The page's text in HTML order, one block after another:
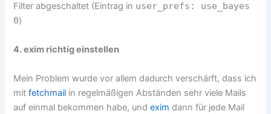
Filter abgeschaltet (Eintrag in user_prefs: use_bayes
0)
4. exim richtig einstellen
Mein Problem wurde vor allem dadurch verschärft, dass ich
mitfetchmail in regelmäßigen Abständen sehr viele Mails
auf einmal bekommen habe, undexim dann für jede Mail